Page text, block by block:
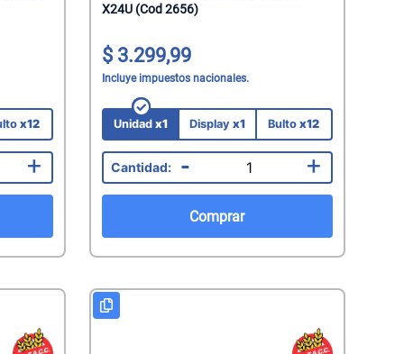
x12
+
X24U (Cod 2656)
3.299,99
Incluye impuestos nacionales.
Unidadx1 Display x1 Bultox12
- +
Comprar